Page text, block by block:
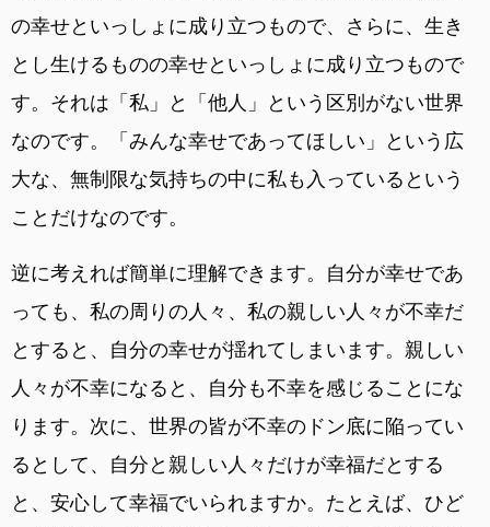
の幸せといっしょに成り立つもので、さらに、生き
とし生けるものの幸せといっしょに成り立つもので
す。それは「私」と「他人」という区別がない世界
なのです。「みんな幸せであってほしい」という広
大な、無制限な気持ちの中に私も入っているという
ことだけなのです。
逆に考えれば簡単に理解できます。自分が幸せであ
っても、私の周りの人々、私の親しい人々が不幸だ
とすると、自分の幸せが揺れてしまいます。親しい
人々が不幸になると、自分も不幸を感じることにな
ります。次に、世界の皆が不幸のドン底に陥ってい
るとして、自分と親しい人々だけが幸福だとする
と、安心して幸福でいられますか。たとえば、ひど